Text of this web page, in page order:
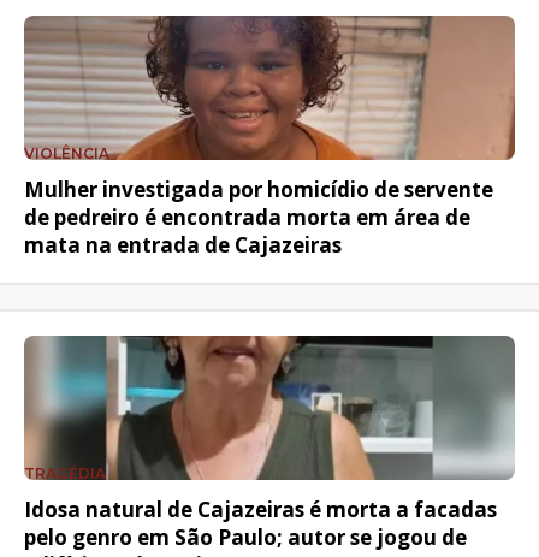
VIOLÊNCIA
Mulher investigada por homicídio de servente
de pedreiro é encontrada morta em área de
mata na entrada de Cajazeiras
TRAGÉDIA
Idosa natural de Cajazeiras é morta a facadas
pelo genro em São Paulo; autor se jogou de